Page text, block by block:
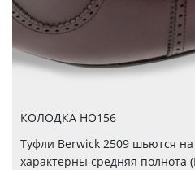
КОЛОДКА HO156
Туфли Berwick 2509 шьются на
характерны средняя полнота